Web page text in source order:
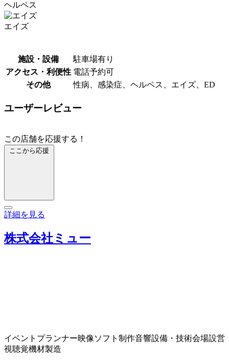
ヘルペス
エイズ
施設・設備
駐車場有り
アクセス・利便性 電話予約可
その他
性病、感染症、ヘルペス、エイズ、ED
ユーザーレビュー
この店舗を応援する！
ここから応援
詳細を見る
株式会社ミュー
イベントプランナー映像ソフト制作音響設備・技術会場設営
視聴覚機材製造